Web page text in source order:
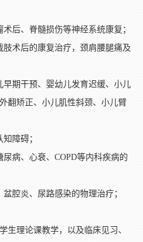
后、脊髓损伤等神经系统康复；
术后的康复治疗，颈肩腰腿痛及
早期干预、婴幼儿发育迟缓、小儿
翻矫正、小儿肌性斜颈、小儿臂
障碍；
病、心衰、COPD等内科疾病的
腔炎、尿路感染的物理治疗；
生理论课教学，以及临床见习、